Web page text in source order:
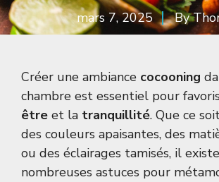
mars 7, 2025 By
Créer une ambiance cocooning
chambre est essentiel pour
être et la tranquillité. Que ce
des couleurs apaisantes, des
ou des éclairages tamisés, il
nombreuses astuces pour